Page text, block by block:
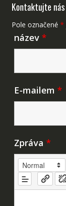
Kontaktujte nás
Pole označené *
název *
E-mailem *
Zpráva *